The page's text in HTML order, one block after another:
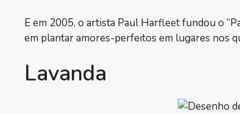
E em 2005, o artista Paul Harfleet fundou o
em plantar amores-perfeitos em lugares nos
Lavanda